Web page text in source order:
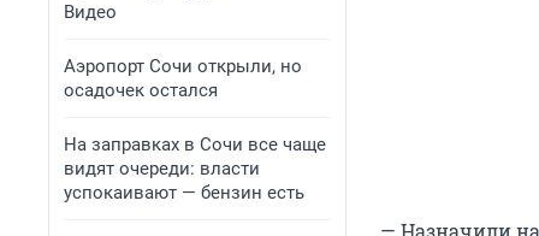
Видео
Аэропорт Сочи открыли, но
осадочек остался
На заправках в Сочи все чаще
видят очереди: власти
успокаивают — бензин есть
— Назначили